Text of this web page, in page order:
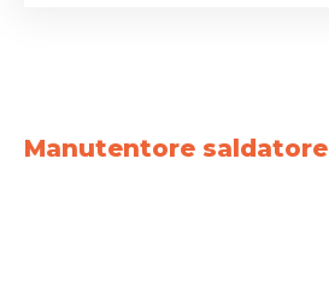
Manutentore saldatore